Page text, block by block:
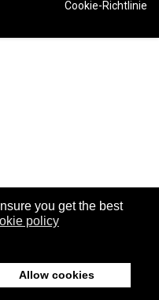
you get the best
policy
Allow cookies
Cookie-Richtlinie